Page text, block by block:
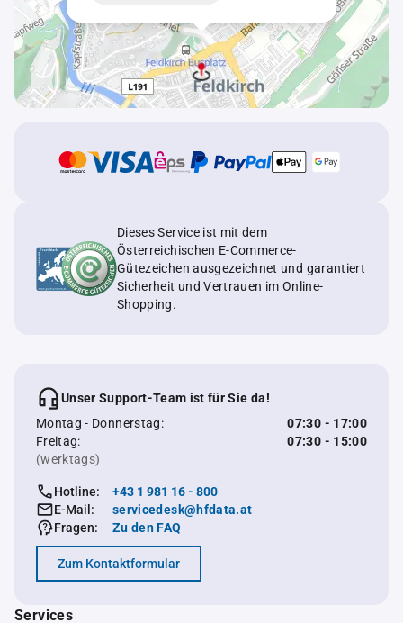
Dieses Service ist mit dem
Österreichischen E-Commerce-
Gütezeichen ausgezeichnet und garantiert
Sicherheit und Vertrauen im Online-
Shopping.
Unser Support-Team ist für Sie da!
Montag - Donnerstag:
07:30 - 17:00
Freitag:
07:30 - 15:00
(werktags)
Hotline:
+43 1 981 16 - 800
E-Mail:
servicedesk@hfdata.at
Fragen:
Zu den FAQ
Zum Kontaktformular
Services